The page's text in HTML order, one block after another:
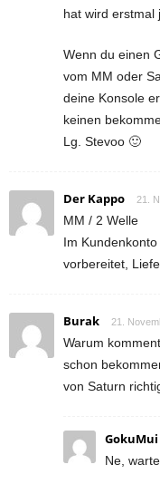
hat wird erstmal
Wenn du einen
vom MM oder
deine Konsole
keinen
Lg. Stevoo 🙂
Der Kappo 21.
MM / 2 Welle
Im
vorbereitet,
Burak 21.
Warum
schon
von Saturn
GokuMui
Ne,